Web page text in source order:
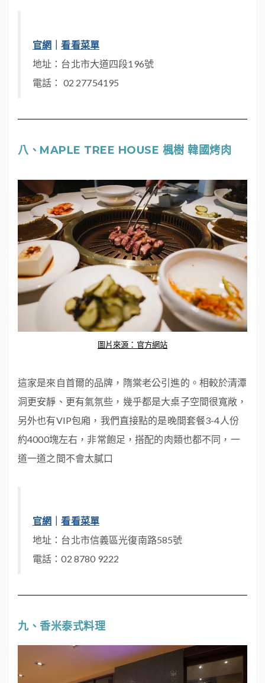
官網 ｜看看菜單
地址：台北市大道四段196號
電話： 02 27754195
八、MAPLE TREE HOUSE 楓樹 韓國烤肉
圖片來源：官方網站
這家是來自首爾的品牌，隋棠老公引進的。相較於清潭
洞更安靜、更有氣氛些，幾乎都是大桌子空間很寬敞，
另外也有VIP包廂，我們直接點的是晚間套餐3-4人份
約4000塊左右，非常飽足，搭配的肉類也都不同，一
道一道之間不會太膩口
官網 ｜看看菜單
地址：台北市信義區光復南路585號
電話：02 8780 9222
九、香米泰式料理